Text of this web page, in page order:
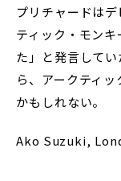
プリチャードは
ティック・モン
た」と発言して
ら、アークティ
かもしれない。
Ako Suzuki,